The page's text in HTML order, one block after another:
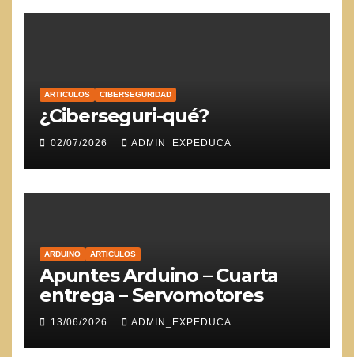
ARTICULOS CIBERSEGURIDAD
¿Ciberseguri-qué?
02/07/2026 ADMIN_EXPEDUCA
ARDUINO ARTICULOS
Apuntes Arduino – Cuarta
entrega – Servomotores
13/06/2026 ADMIN_EXPEDUCA